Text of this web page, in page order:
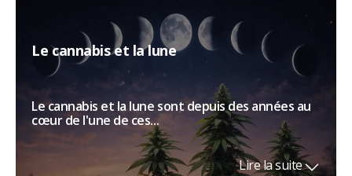
Le cannabis et la lune
Le cannabis et la lune sont depuis des années au
cœur de l'une de ces...
Lire la suite